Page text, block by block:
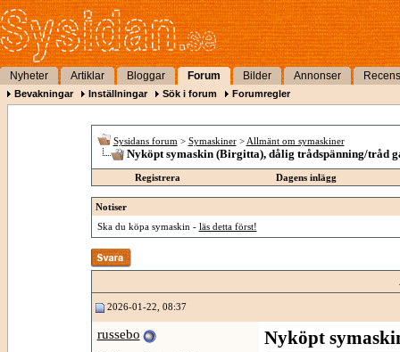
Nyheter Artiklar Bloggar Forum Bilder Annonser
Bevakningar Inställningar Sök i forum Forumregler
Sysidans forum > Symaskiner > Allmänt om symaskiner
Nyköpt symaskin (Birgitta), dålig trådspänning/tråd
Registrera Dagens inlägg
Notiser
Ska du köpa symaskin - läs detta först!
2026-01-22, 08:37
russebo
Nyköpt